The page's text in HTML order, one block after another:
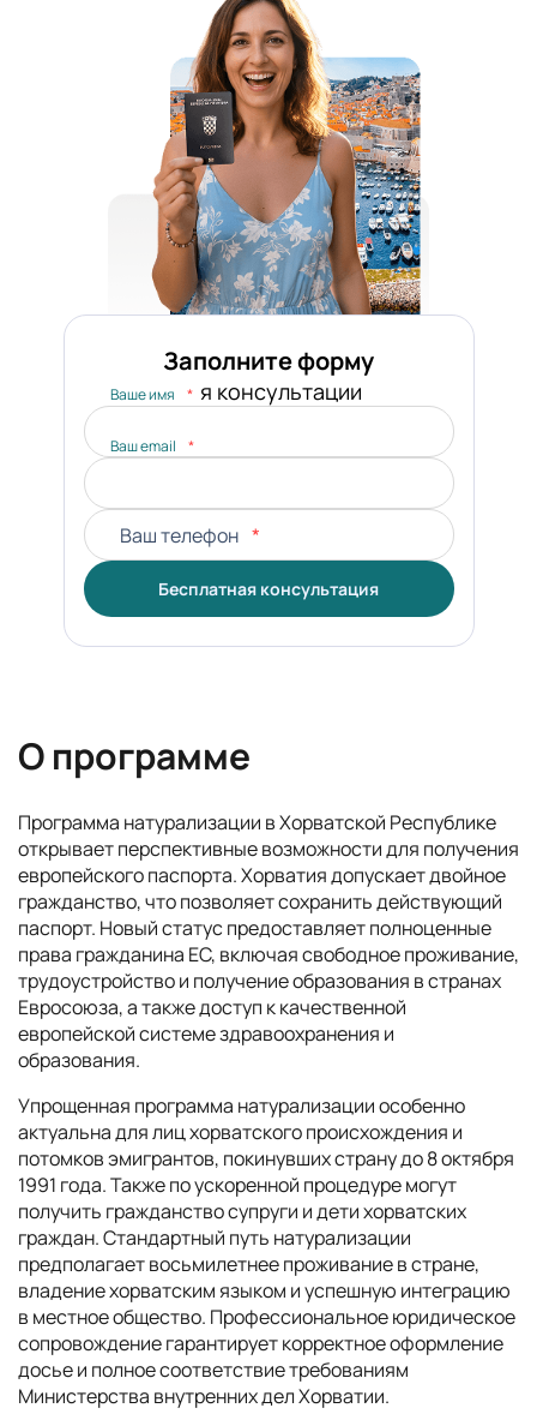
Заполните форму
для консультации
Ваше имя *
Ваш email *
Ваш телефон *
Бесплатная консультация
О программе
Программа натурализации в Хорватской Республике
открывает перспективные возможности для получения
европейского паспорта. Хорватия допускает двойное
гражданство, что позволяет сохранить действующий
паспорт. Новый статус предоставляет полноценные
права гражданина ЕС, включая свободное проживание,
трудоустройство и получение образования в странах
Евросоюза, а также доступ к качественной
европейской системе здравоохранения и
образования.
Упрощенная программа натурализации особенно
актуальна для лиц хорватского происхождения и
потомков эмигрантов, покинувших страну до 8 октября
1991 года. Также по ускоренной процедуре могут
получить гражданство супруги и дети хорватских
граждан. Стандартный путь натурализации
предполагает восьмилетнее проживание в стране,
владение хорватским языком и успешную интеграцию
в местное общество. Профессиональное юридическое
сопровождение гарантирует корректное оформление
досье и полное соответствие требованиям
Министерства внутренних дел Хорватии.